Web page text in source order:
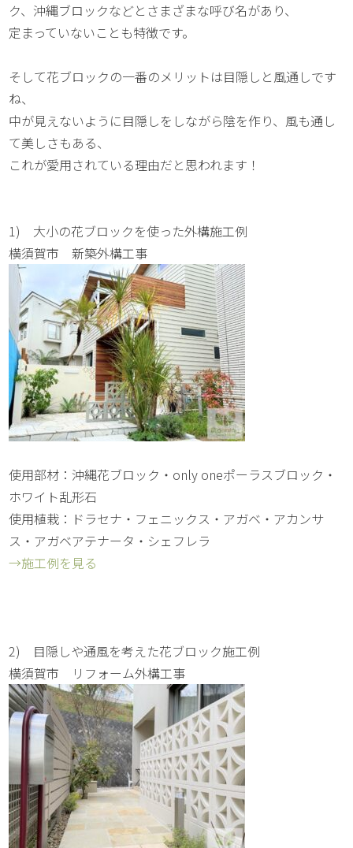
ク、沖縄ブロックなどとさまざまな呼び名があり、
定まっていないことも特徴です。
そして花ブロックの一番のメリットは目隠しと風通しです
ね、
中が見えないように目隠しをしながら陰を作り、風も通し
て美しさもある、
これが愛用されている理由だと思われます！
1) 大小の花ブロックを使った外構施工例
横須賀市 新築外構工事
使用部材：沖縄花ブロック・only oneポーラスブロック・
ホワイト乱形石
使用植栽：ドラセナ・フェニックス・アガベ・アカンサ
ス・アガベアテナータ・シェフレラ
→施工例を見る
2) 目隠しや通風を考えた花ブロック施工例
横須賀市 リフォーム外構工事